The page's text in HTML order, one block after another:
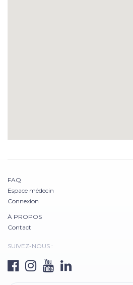
FAQ
Espace médecin
Connexion
À PROPOS
Contact
SUIVEZ-NOUS :